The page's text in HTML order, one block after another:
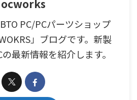
ocworks
PC/PCパーツショップ
WOKRS」ブログです。新製
最新情報を紹介します。